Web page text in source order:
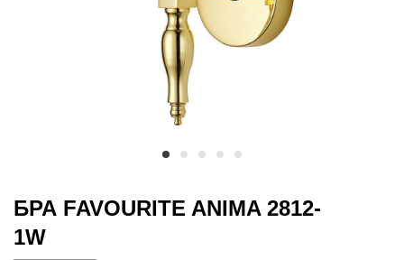
БРА FAVOURITE ANIMA 2812-
1W